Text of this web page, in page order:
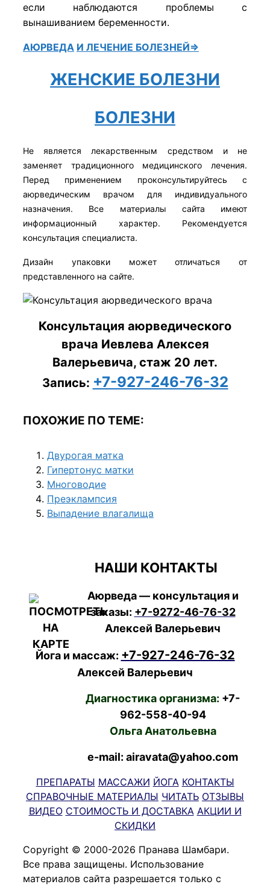
если наблюдаются проблемы с
вынашиванием беременности.
АЮРВЕДА И ЛЕЧЕНИЕ БОЛЕЗНЕЙ⇒
ЖЕНСКИЕ БОЛЕЗНИ
БОЛЕЗНИ
Не является лекарственным средством и не
заменяет традиционного медицинского лечения.
Перед применением проконсультируйтесь с
аюрведическим врачом для индивидуального
назначения. Все материалы сайта имеют
информационный характер. Рекомендуется
консультация специалиста.
Дизайн упаковки может отличаться от
представленного на сайте.
Консультация аюрведического
врача Иевлева Алексея
Валерьевича, стаж 20 лет.
Запись: +7-927-246-76-32
ПОХОЖИЕ ПО ТЕМЕ:
Двурогая матка
Гипертонус матки
Многоводие
Преэклампсия
Выпадение влагалища
НАШИ КОНТАКТЫ
Аюрведа — консультация и
заказы: +7-9272-46-76-32
Алексей Валерьевич
Йога и массаж: +7-927-246-76-32
Алексей Валерьевич
Диагностика организма: +7-
962-558-40-94
Ольга Анатольевна
e-mail: airavata@yahoo.com
ПРЕПАРАТЫ МАССАЖИ ЙОГА КОНТАКТЫ
СПРАВОЧНЫЕ МАТЕРИАЛЫ ЧИТАТЬ ОТЗЫВЫ
ВИДЕО СТОИМОСТЬ И ДОСТАВКА АКЦИИ И
СКИДКИ
Copyright © 2000-2026 Пранава Шамбари.
Все права защищены. Использование
материалов сайта разрешается только с